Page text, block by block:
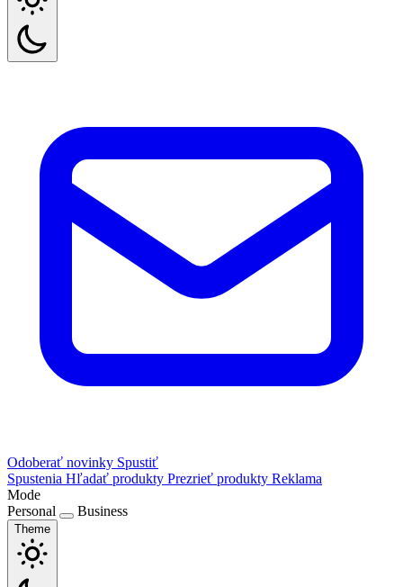
Odoberať novinky Spustiť
Spustenia Hľadať produkty Prezrieť produkty Reklama
Mode
Personal
Business
Theme